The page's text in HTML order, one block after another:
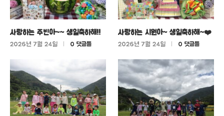
사랑하는 주빈아~~ 생일축하해!!
2026년 7월 24일 0 댓글들
사랑하는 시원아~ 생일축하해~❤️
2026년 7월 24일 0 댓글들